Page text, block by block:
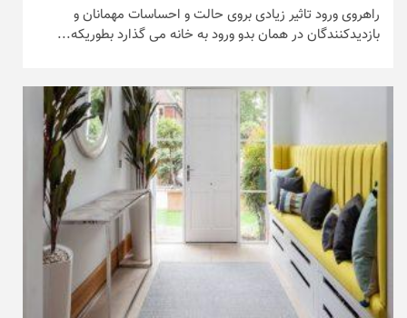
راهروی ورود تاثیر زیادی بروی حالت و احساسات مهمانان و
بازدیدکنندگان در همان بدو ورود به خانه می گذارد بطوریکه...